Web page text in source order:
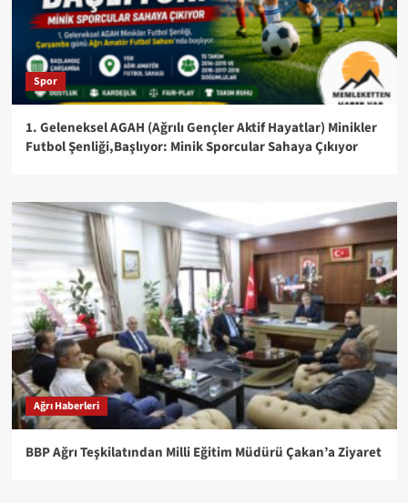
Spor
1. Geleneksel AGAH (Ağrılı Gençler Aktif Hayatlar) Minikler
Futbol Şenliği,Başlıyor: Minik Sporcular Sahaya Çıkıyor
Ağrı Haberleri
BBP Ağrı Teşkilatından Milli Eğitim Müdürü Çakan’a Ziyaret